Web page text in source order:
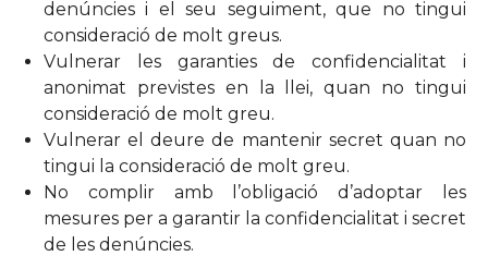
denúncies i el seu seguiment, que no tingui
consideració de molt greus.
Vulnerar les garanties de confidencialitat i
anonimat previstes en la llei, quan no tingui
consideració de molt greu.
Vulnerar el deure de mantenir secret quan no
tingui la consideració de molt greu.
No complir amb l’obligació d’adoptar les
mesures per a garantir la confidencialitat i secret
de les denúncies.